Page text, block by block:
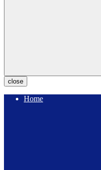
close
Home